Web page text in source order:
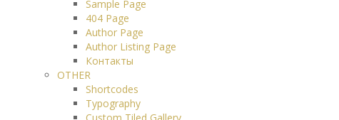
Sample Page
404 Page
Author Page
Author Listing Page
Контакты
OTHER
Shortcodes
Typography